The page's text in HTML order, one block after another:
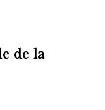
de la